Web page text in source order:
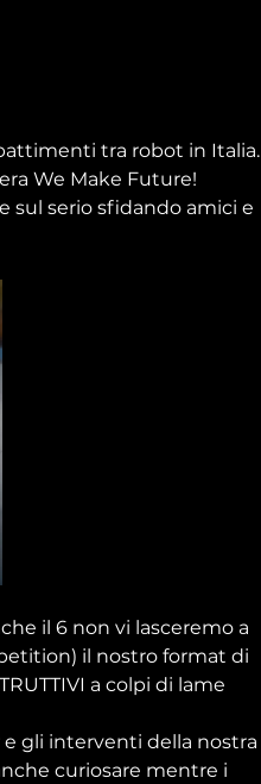
tra robot in Italia.
We Make Future!
sul serio sfidando amici e
il 6 non vi lasceremo a
il nostro format di
a colpi di lame
gli interventi della nostra
curiosare mentre i